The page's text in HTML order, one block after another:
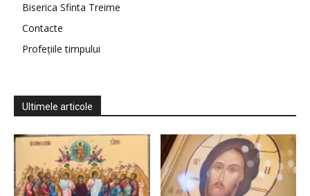
Biserica Sfinta Treime
Contacte
Profețiile timpului
Ultimele articole